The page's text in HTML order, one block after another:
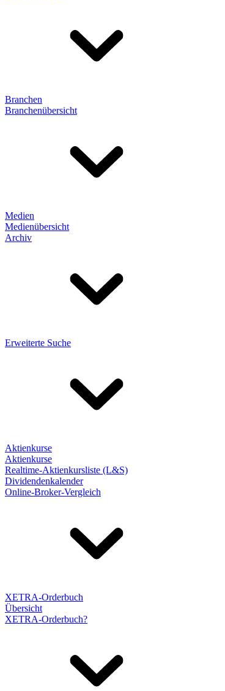
Branchen
Branchenübersicht
Medien
Medienübersicht
Archiv
Erweiterte Suche
Aktienkurse
Aktienkurse
Realtime-Aktienkursliste (L&S)
Dividendenkalender
Online-Broker-Vergleich
XETRA-Orderbuch
Übersicht
XETRA-Orderbuch?